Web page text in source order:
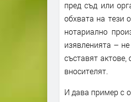
пред съд или
обхвата на тези
нотариално
изявленията –
съставят актове,
вносителят.
И дава пример с